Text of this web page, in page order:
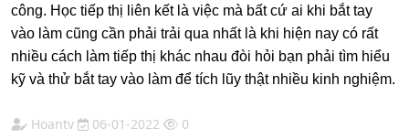
công. Học tiếp thị liên kết là việc mà bất cứ ai khi bắt tay
vào làm cũng cần phải trải qua nhất là khi hiện nay có rất
nhiều cách làm tiếp thị khác nhau đòi hỏi bạn phải tìm hiểu
kỹ và thử bắt tay vào làm để tích lũy thật nhiều kinh nghiệm.
Hoantv 06-01-2022 0